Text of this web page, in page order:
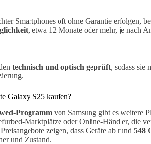
Smartphones oft ohne Garantie erfolgen,
, etwa 12 Monate oder mehr, je nach
technisch und optisch geprüft, sodass sie
Galaxy S25 kaufen?
Programm von Samsung gibt es weitere
Marktplätze oder Online-Händler, die
zeigen, dass Geräte ab rund 548
und Zustand.